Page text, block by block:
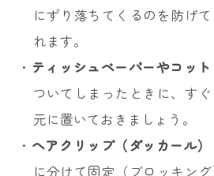
にずり落ちてくるのを防げ
れます。
・ ティッシュペーパーやコッ
ついてしまったときに、す
元に置いておきましょう。
・ ヘアクリップ（ダッカール）
に分けて固定（ブロッキン